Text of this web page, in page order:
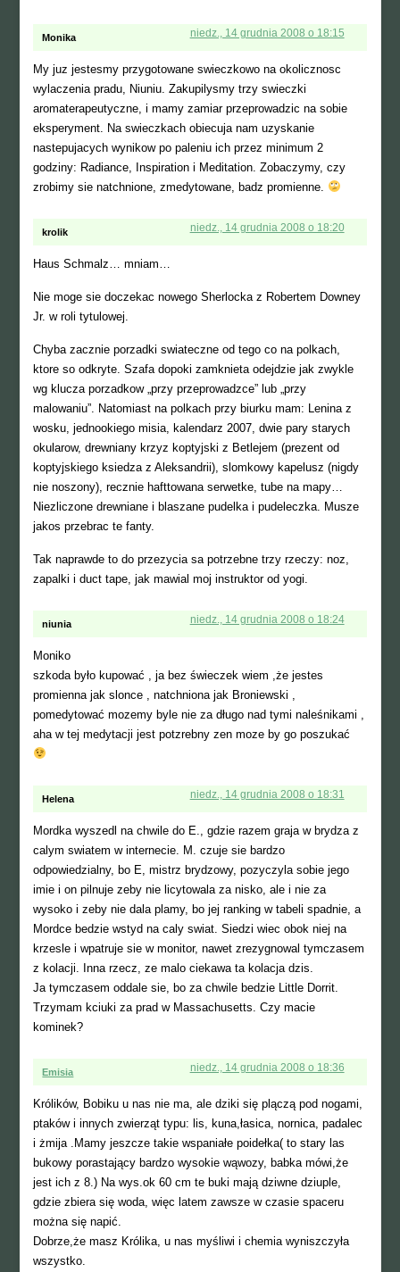
Monika niedz., 14 grudnia 2008 o 18:15
My juz jestesmy przygotowane swieczkowo na okolicznosc
wylaczenia pradu, Niuniu. Zakupilysmy trzy swieczki
aromaterapeutyczne, i mamy zamiar przeprowadzic na sobie
eksperyment. Na swieczkach obiecuja nam uzyskanie
nastepujacych wynikow po paleniu ich przez minimum 2
godziny: Radiance, Inspiration i Meditation. Zobaczymy, czy
zrobimy sie natchnione, zmedytowane, badz promienne.
krolik niedz., 14 grudnia 2008 o 18:20
Haus Schmalz… mniam…
Nie moge sie doczekac nowego Sherlocka z Robertem Downey
Jr. w roli tytulowej.
Chyba zacznie porzadki swiateczne od tego co na polkach,
ktore so odkryte. Szafa dopoki zamknieta odejdzie jak zwykle
wg klucza porzadkow „przy przeprowadzce” lub „przy
malowaniu”. Natomiast na polkach przy biurku mam: Lenina z
wosku, jednookiego misia, kalendarz 2007, dwie pary starych
okularow, drewniany krzyz koptyjski z Betlejem (prezent od
koptyjskiego ksiedza z Aleksandrii), slomkowy kapelusz (nigdy
nie noszony), recznie hafttowana serwetke, tube na mapy…
Niezliczone drewniane i blaszane pudelka i pudeleczka. Musze
jakos przebrac te fanty.
Tak naprawde to do przezycia sa potrzebne trzy rzeczy: noz,
zapalki i duct tape, jak mawial moj instruktor od yogi.
niunia niedz., 14 grudnia 2008 o 18:24
Moniko
szkoda było kupować , ja bez świeczek wiem ,że jestes
promienna jak slonce , natchniona jak Broniewski ,
pomedytować mozemy byle nie za długo nad tymi naleśnikami ,
aha w tej medytacji jest potzrebny zen moze by go poszukać
Helena niedz., 14 grudnia 2008 o 18:31
Mordka wyszedl na chwile do E., gdzie razem graja w brydza z
calym swiatem w internecie. M. czuje sie bardzo
odpowiedzialny, bo E, mistrz brydzowy, pozyczyla sobie jego
imie i on pilnuje zeby nie licytowala za nisko, ale i nie za
wysoko i zeby nie dala plamy, bo jej ranking w tabeli spadnie, a
Mordce bedzie wstyd na caly swiat. Siedzi wiec obok niej na
krzesle i wpatruje sie w monitor, nawet zrezygnowal tymczasem
z kolacji. Inna rzecz, ze malo ciekawa ta kolacja dzis.
Ja tymczasem oddale sie, bo za chwile bedzie Little Dorrit.
Trzymam kciuki za prad w Massachusetts. Czy macie
kominek?
Emisia niedz., 14 grudnia 2008 o 18:36
Królików, Bobiku u nas nie ma, ale dziki się plączą pod nogami,
ptaków i innych zwierząt typu: lis, kuna,łasica, nornica, padalec
i żmija .Mamy jeszcze takie wspaniałe poidełka( to stary las
bukowy porastający bardzo wysokie wąwozy, babka mówi,że
jest ich z 8.) Na wys.ok 60 cm te buki mają dziwne dziuple,
gdzie zbiera się woda, więc latem zawsze w czasie spaceru
można się napić.
Dobrze,że masz Królika, u nas myśliwi i chemia wyniszczyła
wszystko.